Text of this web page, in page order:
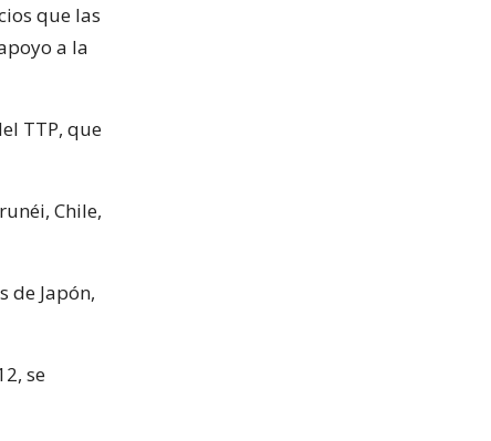
que las
a la
TTP, que
Chile,
de Japón,
se